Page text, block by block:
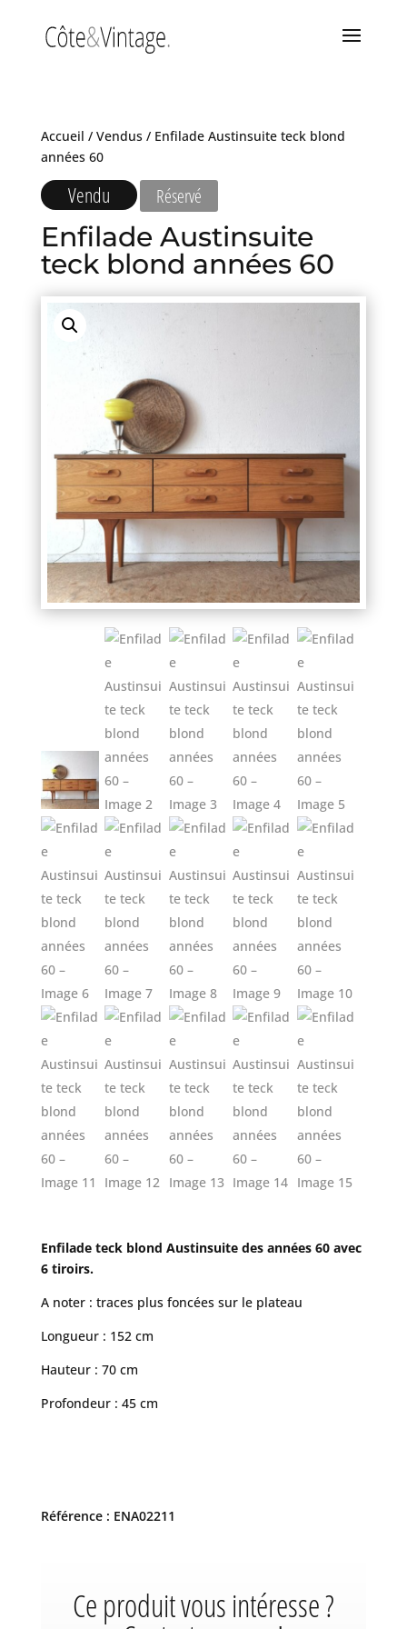
Accueil / Vendus/ Enfilade Austinsuite teck blond
années 60
Vendu Réservé
Enfilade Austinsuite
teck blond années 60
Enfilade teck blond Austinsuite des années 60 avec
6 tiroirs.
A noter : traces plus foncées sur le plateau
Longueur : 152 cm
Hauteur : 70 cm
Profondeur : 45 cm
Référence : ENA02211
Ce produit vous intéresse ?